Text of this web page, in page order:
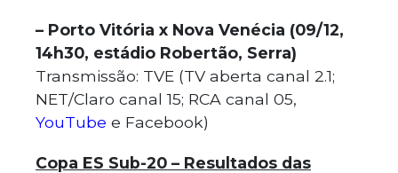
– Porto Vitória x Nova Venécia (09/12,
14h30, estádio Robertão, Serra)
Transmissão: TVE (TV aberta canal 2.1;
NET/Claro canal 15; RCA canal 05,
YouTube e Facebook)
Copa ES Sub-20 – Resultados das